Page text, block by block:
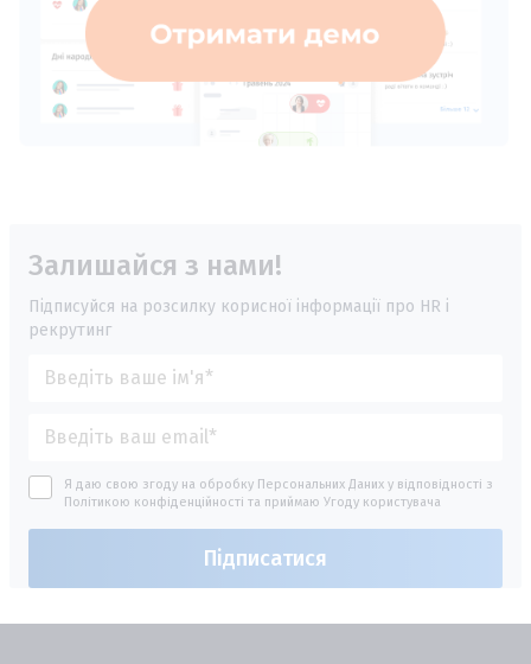
Залишайся з нами!
Підписуйся на розсилку корисної інформації про HR і
рекрутинг
Я даю свою згоду на обробку Персональних Даних у відповідності з
Політикою конфіденційності та приймаю Угоду користувача